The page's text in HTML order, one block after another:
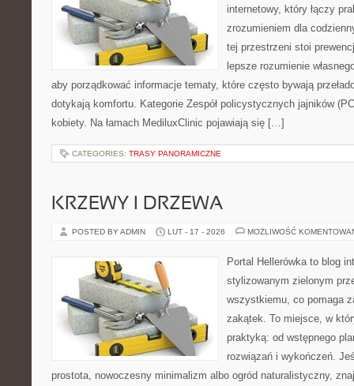
internetowy, który łączy
zrozumieniem dla
tej przestrzeni stoi
lepsze rozumienie
aby porządkować informacje tematy, które często bywają
dotykają komfortu. Kategorie Zespół policystycznych jajników
kobiety. Na łamach MediluxClinic pojawiają się […]
CATEGORIES: TRASY PANORAMICZNE
KRZEWY I DRZEWA
POSTED BY ADMIN LUT - 17 - 2026 MOŻLIWOŚĆ
Portal Hellerówka to blog
stylizowanym zielonym
wszystkiemu, co pomaga
zakątek. To miejsce, w
praktyką: od wstępnego
rozwiązań i wykończeń.
prostota, nowoczesny minimalizm albo ogród naturalistyczny,